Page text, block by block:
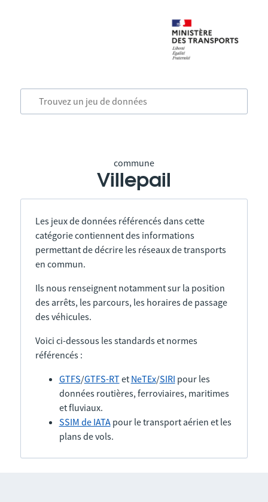
commune
Villepail
Les jeux de données référencés dans cette
catégorie contiennent des informations
permettant de décrire les réseaux de transports
en commun.
Ils nous renseignent notamment sur la position
des arrêts, les parcours, les horaires de passage
des véhicules.
Voici ci-dessous les standards et normes
référencés :
GTFS/GTFS-RTet NeTEx/SIRI pour les
données routières, ferroviaires, maritimes
et fluviaux.
SSIM de IATApour le transport aérien et les
plans de vols.